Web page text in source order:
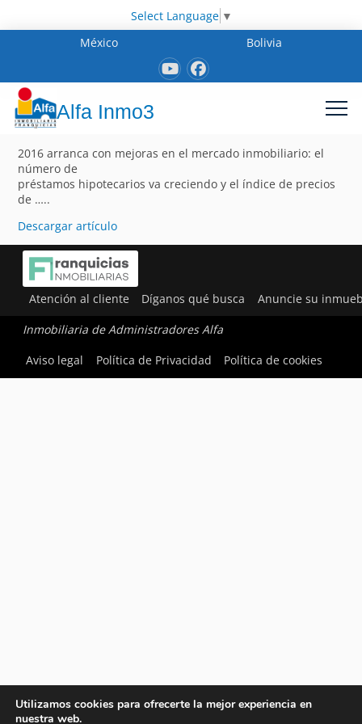
Select Language ▼
México
Bolivia
Alfa Inmo3
2016 arranca con mejoras en el mercado inmobiliario: el
número de
préstamos hipotecarios va creciendo y el índice de precios
de …..
Descargar artículo
Atención al cliente Díganos qué busca Anuncie su
Inmobiliaria de Administradores Alfa
Aviso legal
Política de Privacidad Política de cookies
Utilizamos cookies para ofrecerte la mejor experiencia en
nuestra web.